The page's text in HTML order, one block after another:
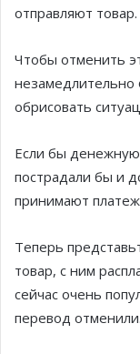
отправляют товар.
Чтобы отменить
незамедлительно
обрисовать
Если бы
пострадали бы и
принимают
Теперь
товар, с ним
сейчас очень
перевод отменили.